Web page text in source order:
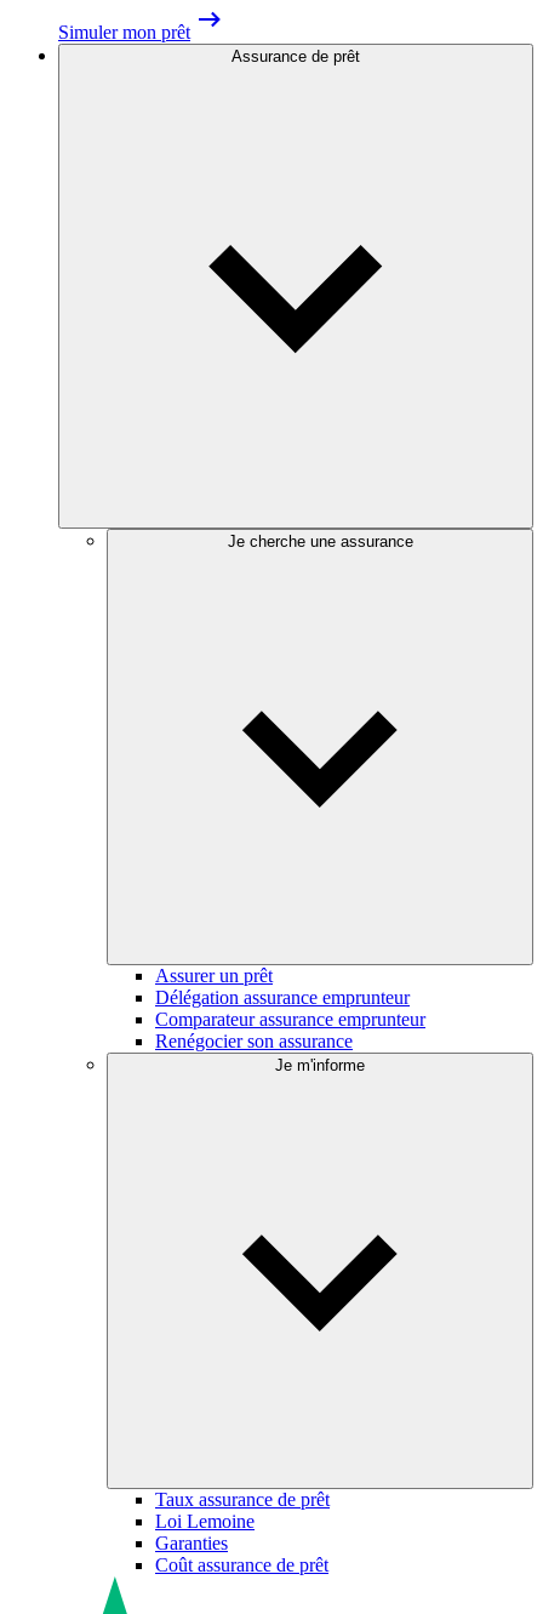
Simuler mon prêt
Assurance de prêt
Je cherche une assurance
Assurer un prêt
Délégation assurance emprunteur
Comparateur assurance emprunteur
Renégocier son assurance
Je m'informe
Taux assurance de prêt
Loi Lemoine
Garanties
Coût assurance de prêt